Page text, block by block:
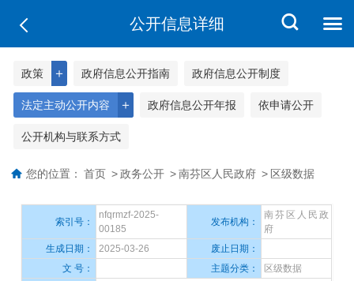
公开信息详细
＋
政策 政府信息公开指南 政府信息公开制度
＋
法定主动公开内容 政府信息公开年报 依申请公开
公开机构与联系方式
您的位置： 首页 > 政务公开 > 南芬区人民政府 > 区级数据
索引号：
nfqrmzf-2025-
00185
发布机构：
南芬区人民政
府
生成日期：
2025-03-26
废止日期：
文 号：
主题分类：
区级数据